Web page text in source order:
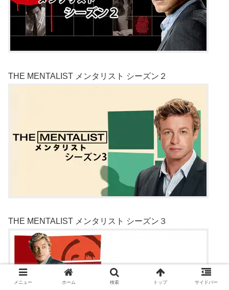
THE MENTALIST メンタリスト シーズン２
THE MENTALIST メンタリスト シーズン３
メニュー ホーム 検索 トップ サイドバー